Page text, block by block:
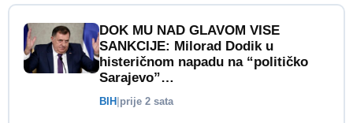
DOK MU NAD GLAVOM VISE
SANKCIJE: Milorad Dodik u
histeričnom napadu na “političko
Sarajevo”…
BIH prije 2 sata